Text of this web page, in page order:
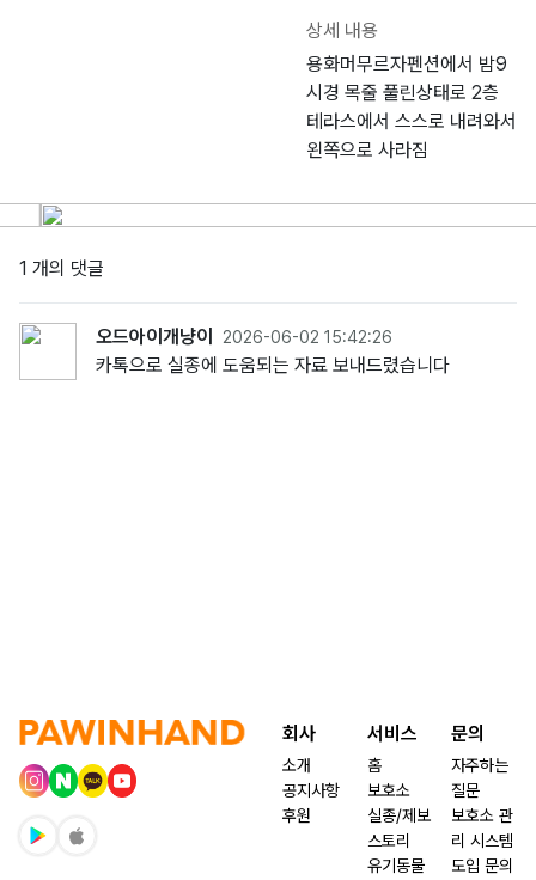
상세 내용
용화머무르자펜션에서 밤9
시경 목줄 풀린상태로 2층
테라스에서 스스로 내려와서
왼쪽으로 사라짐
1 개의 댓글
오드아이개냥이 2026-06-02 15:42:26
카톡으로 실종에 도움되는 자료 보내드렸습니다
회사
소개
공지사항
후원
서비스
홈
보호소
실종/제보
스토리
유기동물
문의
자주하는
질문
보호소 관
리 시스템
도입 문의